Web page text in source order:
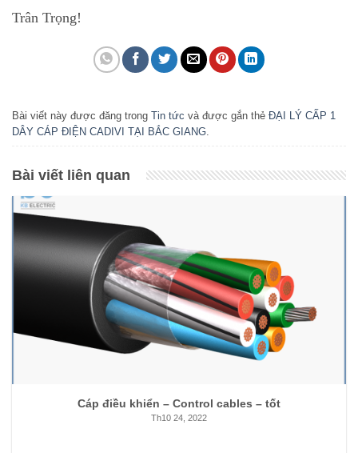
Trân Trọng!
Bài viết này được đăng trong Tin tức và được gắn thẻ ĐẠI LÝ CẤP 1
DÂY CÁP ĐIỆN CADIVI TẠI BẮC GIANG
Bài viết liên quan
Cáp điều khiển – Control cables – tốt
Th10 24, 2022